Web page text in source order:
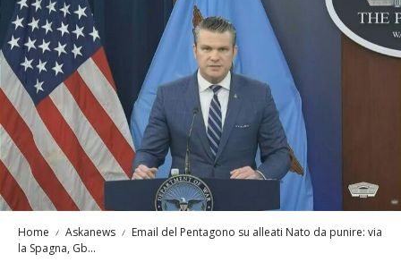
Home Askanews
Email del Pentagono su alleati Nato da punire: via
la Spagna, Gb...